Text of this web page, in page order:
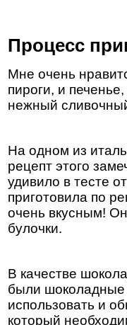
Процесс
Мне очень
пироги, и
нежный
На одном из
рецепт этого
удивило в тесте
приготовила по
очень вкусным!
булочки.
В качестве
были шоколадные
использовать и
который